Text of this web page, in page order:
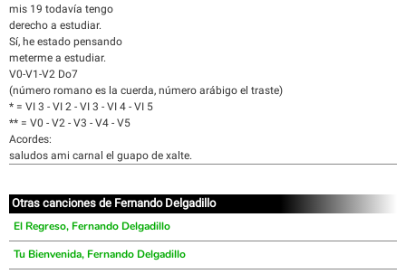
mis 19 todavía tengo
derecho a estudiar.
Sí, he estado pensando
meterme a estudiar.
V0-V1-V2 Do7
(número romano es la cuerda, número arábigo el traste)
* = VI 3 - VI 2 - VI 3 - VI 4 - VI 5
** = V0 - V2 - V3 - V4 - V5
Acordes:
saludos ami carnal el guapo de xalte.
Otras canciones de Fernando Delgadillo
El Regreso, Fernando Delgadillo
Tu Bienvenida, Fernando Delgadillo